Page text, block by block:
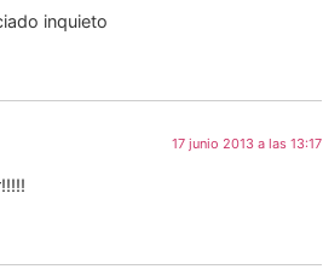
inquieto
17 junio 2013 a las 13:17